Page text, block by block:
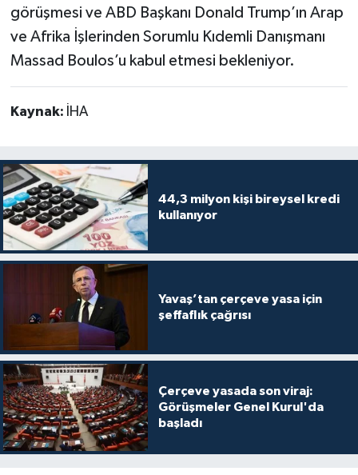
görüşmesi ve ABD Başkanı Donald Trump’ın Arap
ve Afrika İşlerinden Sorumlu Kıdemli Danışmanı
Massad Boulos’u kabul etmesi bekleniyor.
Kaynak: İHA
44,3 milyon kişi bireysel kredi
kullanıyor
Yavaş’tan çerçeve yasa için
şeffaflık çağrısı
Çerçeve yasada son viraj:
Görüşmeler Genel Kurul'da
başladı